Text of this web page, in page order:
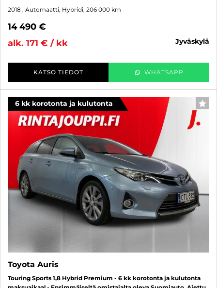
2018 , Automaatti, Hybridi, 206 000 km
14 490 €
alk. 171 € / kk
jyväskylä
KATSO TIEDOT WHATSAPP
6 kk korotonta ja kulutonta
Toyota Auris
Touring Sports 1,8 Hybrid Premium - 6 kk korotonta ja kulutonta